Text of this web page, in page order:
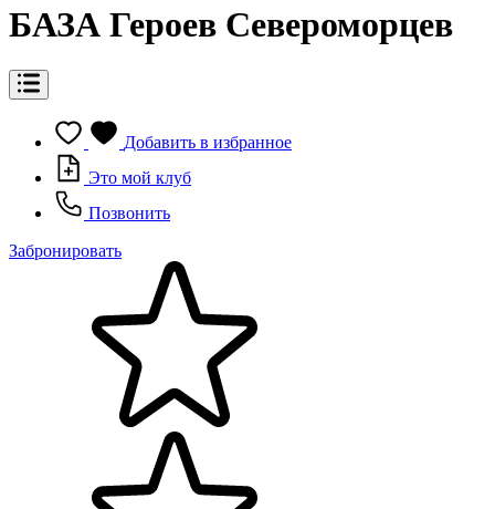
БАЗА Героев Североморцев
Добавить в избранное
Это мой клуб
Позвонить
Забронировать